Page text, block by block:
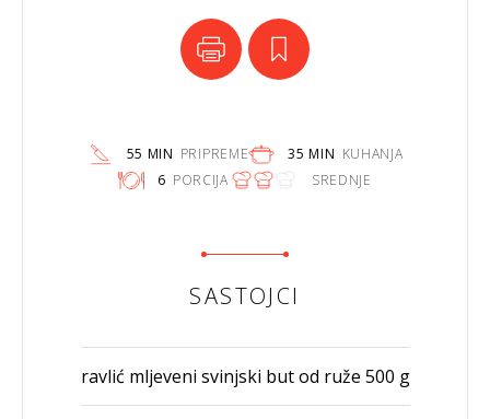
55 MIN PRIPREME 35 MIN KUHANJA
6 PORCIJA SREDNJE
SASTOJCI
ravlić mljeveni svinjski but od ruže 500 g